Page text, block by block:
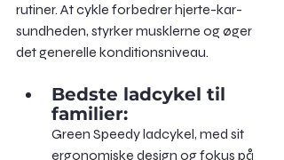
rutiner. At cykle forbedrer hjerte-kar-
sundheden, styrker musklerne og øger
det generelle konditionsniveau.
Bedste ladcykel til
familier:
Green Speedy ladcykel, med sit
ergonomiske design og fokus på